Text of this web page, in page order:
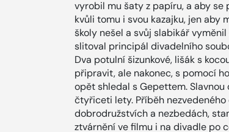
vyrobil mu šaty z papíru, a aby se
kvůli tomu i svou kazajku, jen aby
školy nešel a svůj slabikář
slitoval principál divadelního
Dva potulní šizunkové, lišák s
připravit, ale nakonec, s pomocí
opět shledal s Gepettem.
čtyřiceti lety. Příběh
dobrodružstvích a nezbedách,
ztvárnění ve filmu i na divadle po